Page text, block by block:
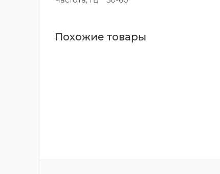
Похожие товары